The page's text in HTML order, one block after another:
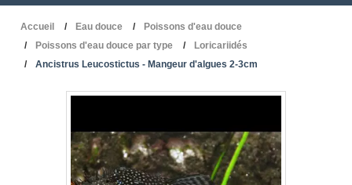
Accueil Eau douce
Poissons d'eau douce
Poissons d'eau douce par type
Loricariidés
Ancistrus Leucostictus - Mangeur d'algues 2-3cm